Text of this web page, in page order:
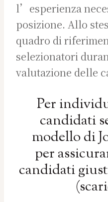
l’esperienza
posizione. Allo
quadro di
selezionatori
valutazione delle
Per
candidati
modello di
per
candidati
(